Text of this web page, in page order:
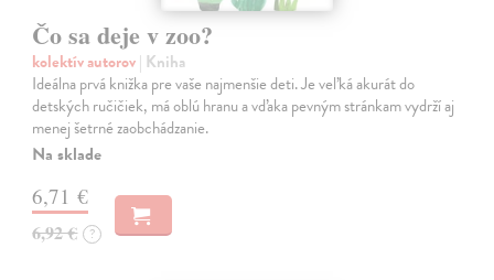
Čo sa deje v zoo?
kolektív autorov| Kniha
Ideálna prvá knižka pre vaše najmenšie deti. Je veľká akurát do
detských ručičiek, má oblú hranu a vďaka pevným stránkam vydrží aj
menej šetrné zaobchádzanie.
Na sklade
6,71 €
6,92 € ?